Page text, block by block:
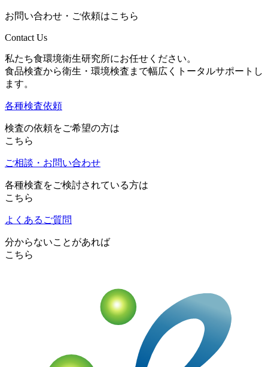
お問い合わせ・ご依頼はこちら
Contact Us
私たち食環境衛生研究所にお任せください。
食品検査から衛生・環境検査まで幅広くトータルサポートし
ます。
各種検査依頼
検査の依頼をご希望の方は
こちら
ご相談・お問い合わせ
各種検査をご検討されている方は
こちら
よくあるご質問
分からないことがあれば
こちら